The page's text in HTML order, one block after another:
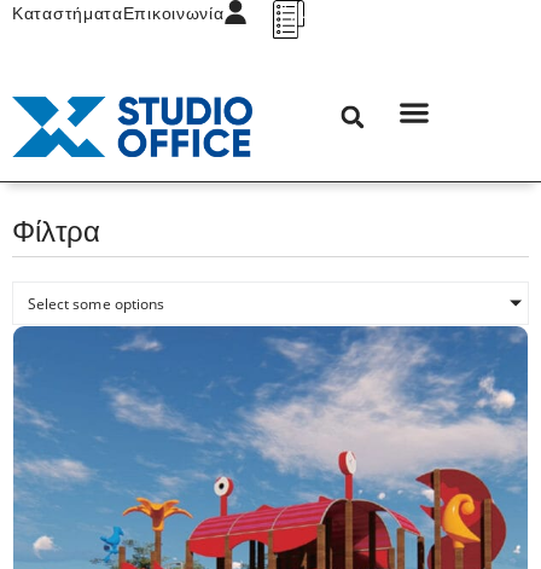
ΚαταστήματαΕπικοινωνία
Φίλτρα
Select some options